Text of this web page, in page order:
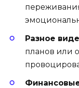
Разное
планов или